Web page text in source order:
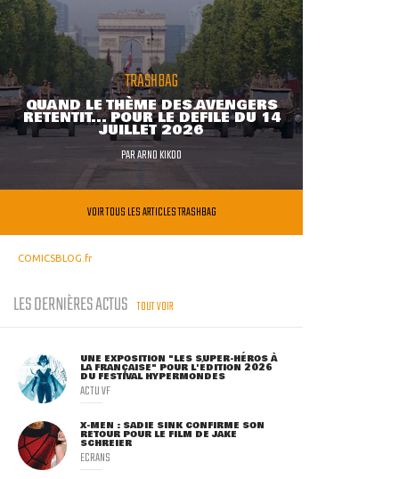
TRASHBAG
QUAND LE THÈME DES AVENGERS
RETENTIT... POUR LE DÉFILÉ DU 14
JUILLET 2026
PARARNO KIKOO
VOIR TOUS LES ARTICLES TRASHBAG
COMICSBLOG.fr
LES DERNIÈRES ACTUS TOUT VOIR
UNE EXPOSITION "LES SUPER-HÉROS À
LA FRANÇAISE" POUR L'ÉDITION 2026
DU FESTIVAL HYPERMONDES
ACTU VF
X-MEN : SADIE SINK CONFIRME SON
RETOUR POUR LE FILM DE JAKE
SCHREIER
ECRANS